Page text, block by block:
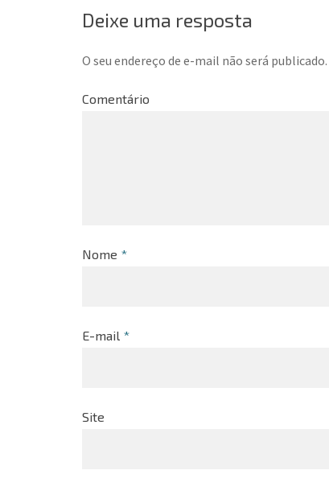
Deixe uma resposta
O seu endereço de e-mail não será publicado.
Comentário
Nome *
E-mail *
Site